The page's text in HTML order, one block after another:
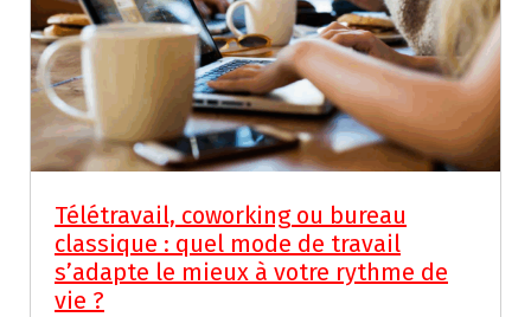
Télétravail, coworking ou bureau
classique : quel mode de travail
s’adapte le mieux à votre rythme de
vie ?